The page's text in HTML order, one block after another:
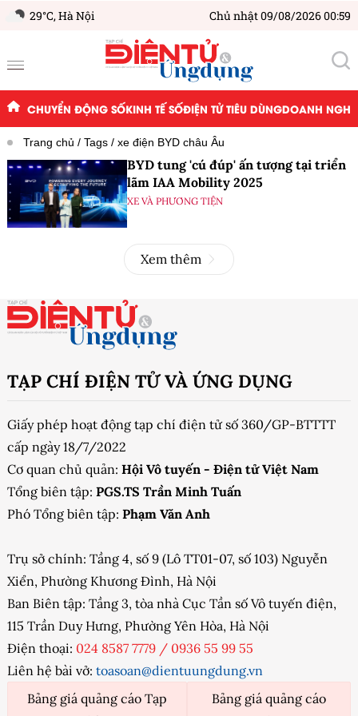
29°C,Hà Nội Chủ nhật 09/08/2026 00:59
CHUYỂN ĐỘNG SỐKINH TẾ SỐĐIỆN TỬ TIÊU DÙNGDOANH
Trang chủ Tags xe điện BYD châu Âu
BYD tung 'cú đúp' ấn tượng tại triển
lãm IAA Mobility 2025
XE VÀ PHƯƠNG TIỆN
Xem thêm
TẠP CHÍ ĐIỆN TỬ VÀ ỨNG DỤNG
Giấy phép hoạt động tạp chí điện tử số 360/GP-BTTTT
cấp ngày 18/7/2022
Cơ quan chủ quản: Hội Vô tuyến - Điện tử Việt Nam
Tổng biên tập: PGS.TS Trần Minh Tuấn
Phó Tổng biên tập: Phạm Văn Anh
Trụ sở chính: Tầng 4, số 9 (Lô TT01-07, số 103) Nguyễn
Xiển, Phường Khương Đình, Hà Nội
Ban Biên tập: Tầng 3, tòa nhà Cục Tần số Vô tuyến điện,
115 Trần Duy Hưng, Phường Yên Hòa, Hà Nội
Điện thoại: 024 8587 7779 / 0936 55 99 55
Liên hệ bài vở: toasoan@dientuungdung.vn
Bảng giá quảng cáo Tạp
Bảng giá quảng cáo